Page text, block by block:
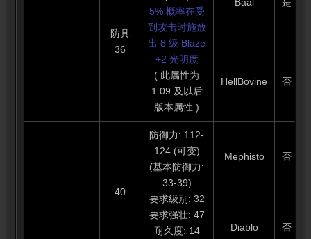
5% 概率在受
到攻击时施放
出 8 级 Blaze
+2 光明度
( 此属性为
1.09 及以后
版本属性 )
防具
36
Baal 是
HellBovine 否
40
防御力: 112-
124 (可变)
(基本防御力:
33-39)
要求级别: 32
要求强壮: 47
耐久度: 14
Mephisto 否
Diablo 否